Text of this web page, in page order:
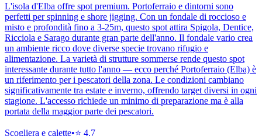
L'isola d'Elba offre spot premium. Portoferraio e dintorni sono
perfetti per spinning e shore jigging. Con un fondale di roccioso e
misto e profondità fino a 3-25m, questo spot attira Spigola, Dentice,
Ricciola e Sarago durante gran parte dell'anno. Il fondale vario crea
un ambiente ricco dove diverse specie trovano rifugio e
alimentazione. La varietà di strutture sommerse rende questo spot
interessante durante tutto l'anno — ecco perché Portoferraio (Elba) è
un riferimento per i pescatori della zona. Le condizioni cambiano
significativamente tra estate e inverno, offrendo target diversi in ogni
stagione. L'accesso richiede un minimo di preparazione ma è alla
portata della maggior parte dei pescatori.
Scogliera e calette•⭐ 4.7